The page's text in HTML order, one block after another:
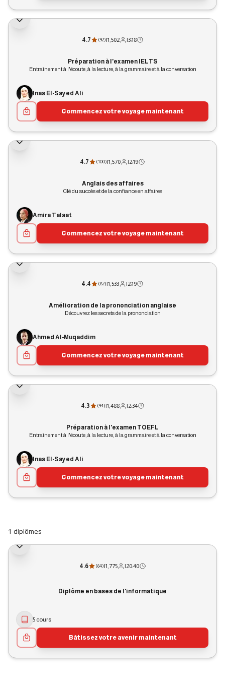
4.7 (92)|1,502 |3:18
Préparation à l'examen IELTS
Entraînement à l'écoute, à la lecture, à la grammaire et à la conversation
Inas El-Sayed Ali
Commencez votre voyage maintenant
4.7 (100)|1,570 |2:19
Anglais des affaires
Clé du succès et de la confiance en affaires
Amira Talaat
Commencez votre voyage maintenant
4.4 (82)|1,533 |2:19
Amélioration de la prononciation anglaise
Découvrez les secrets de la prononciation
Ahmed Al-Muqaddim
Commencez votre voyage maintenant
4.3 (94)|1,488 |2:34
Préparation à l'examen TOEFL
Entraînement à l'écoute, à la lecture, à la grammaire et à la conversation
Inas El-Sayed Ali
Commencez votre voyage maintenant
1 diplômes
4.6 (64)|1,775 |20:40
Diplôme en bases de l'informatique
5 cours
Bâtissez votre avenir maintenant